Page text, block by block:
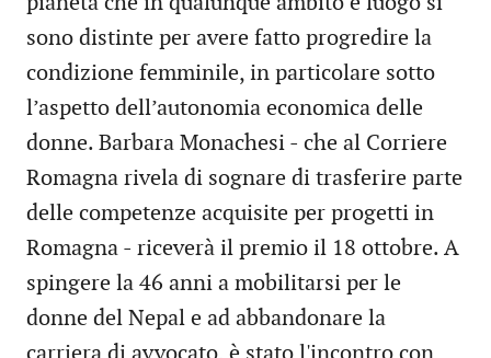
sono distinte per avere fatto progredire la
condizione femminile, in particolare sotto
l’aspetto dell’autonomia economica delle
donne. Barbara Monachesi - che al Corriere
Romagna rivela di sognare di trasferire parte
delle competenze acquisite per progetti in
Romagna - riceverà il premio il 18 ottobre. A
spingere la 46 anni a mobilitarsi per le
donne del Nepal e ad abbandonare la